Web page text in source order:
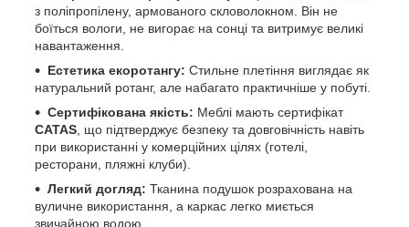
з поліпропілену, армованого скловолокном. Він не
боїться вологи, не вигорає на сонці та витримує великі
навантаження.
Естетика екоротангу: Стильне плетіння виглядає як
натуральний ротанг, але набагато практичніше у побуті.
Сертифікована якість: Меблі мають сертифікат
CATAS , що підтверджує безпеку та довговічність навіть
при використанні у комерційних цілях (готелі,
ресторани, пляжні клуби).
Легкий догляд: Тканина подушок розрахована на
вуличне використання, а каркас легко миється
звичайною водою.